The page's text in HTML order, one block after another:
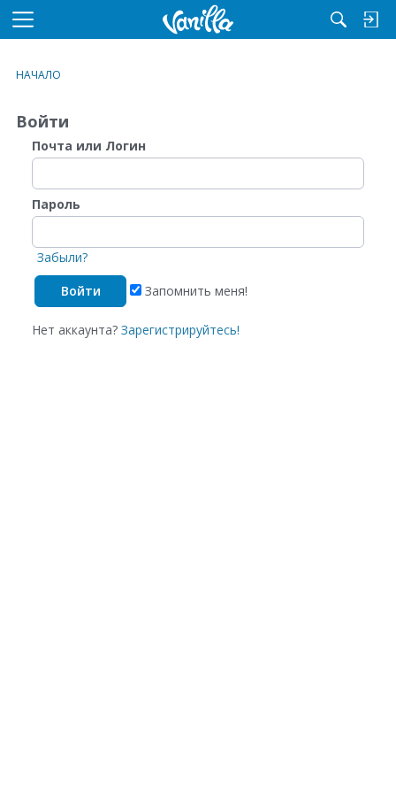
M
u
НАЧАЛО
Войти
Почта или Логин
Пароль
Забыли?
Запомнить меня!
Нет аккаунта? Зарегистрируйтесь!